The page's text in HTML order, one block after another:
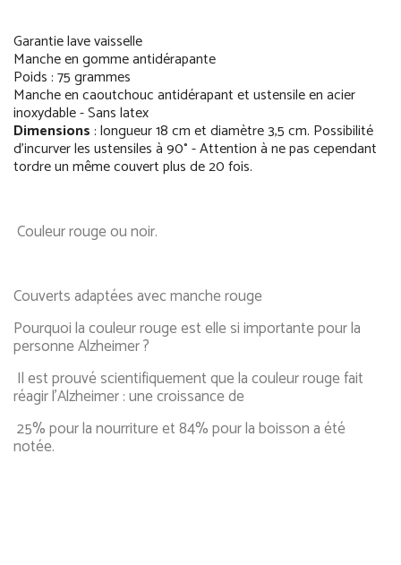
Garantie lave vaisselle
Manche en gomme antidérapante
Poids : 75 grammes
Manche en caoutchouc antidérapant et ustensile en acier
inoxydable - Sans latex
Dimensions: longueur 18 cm et diamètre 3,5 cm. Possibilité
d'incurver les ustensiles à 90° - Attention à ne pas cependant
tordre un même couvert plus de 20 fois.
Couleur rouge ou noir.
Couverts adaptées avec manche rouge
Pourquoi la couleur rouge est elle si importante pour la
personne Alzheimer ?
Il est prouvé scientifiquement que la couleur rouge fait
réagir l’Alzheimer : une croissance de
25% pour la nourriture et 84% pour la boisson a été
notée.